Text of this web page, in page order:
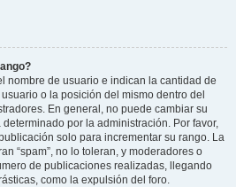
nombre de usuario e indican la cantidad de
o la posición del mismo dentro del
En general, no puede cambiar su
por la administración. Por favor,
solo para incrementar su rango. La
“spam”, no lo toleran, y moderadores o
de publicaciones realizadas, llegando
como la expulsión del foro.